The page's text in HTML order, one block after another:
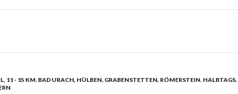
, 11 - 15 KM, BAD URACH, HÜLBEN, GRABENSTETTEN, RÖMERSTEIN, HALBTAGS,